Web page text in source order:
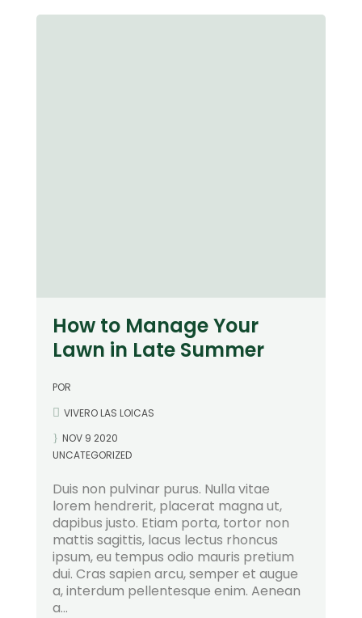
How to Manage Your
Lawn in Late Summer
POR
VIVERO LAS LOICAS
NOV 9 2020
UNCATEGORIZED
Duis non pulvinar purus. Nulla vitae
lorem hendrerit, placerat magna ut,
dapibus justo. Etiam porta, tortor non
mattis sagittis, lacus lectus rhoncus
ipsum, eu tempus odio mauris pretium
dui. Cras sapien arcu, semper et augue
a, interdum pellentesque enim. Aenean
a...